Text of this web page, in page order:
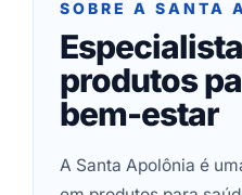
SOBRE A SANTA
produtos
bem-estar
A Santa Apolônia é